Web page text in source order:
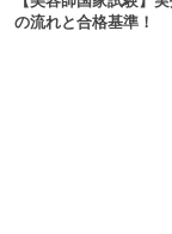
の流れと合格基準！